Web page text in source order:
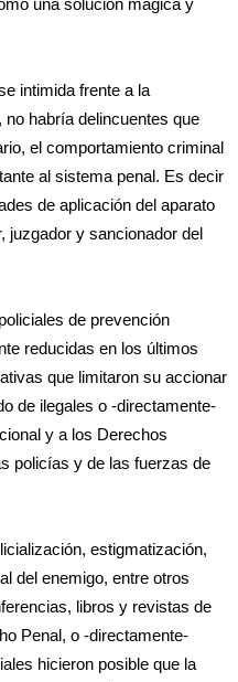
una solución mágica y
intimida frente a la
no habría delincuentes que
el comportamiento criminal
al sistema penal. Es decir
de aplicación del aparato
juzgador y sancionador del
de prevención
reducidas en los últimos
que limitaron su accionar
de ilegales o -directamente-
y a los Derechos
policías y de las fuerzas de
estigmatización,
del enemigo, entre otros
libros y revistas de
Penal, o -directamente-
hicieron posible que la